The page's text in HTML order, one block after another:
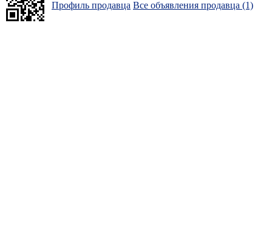
Профиль продавца Все объявления продавца (1)